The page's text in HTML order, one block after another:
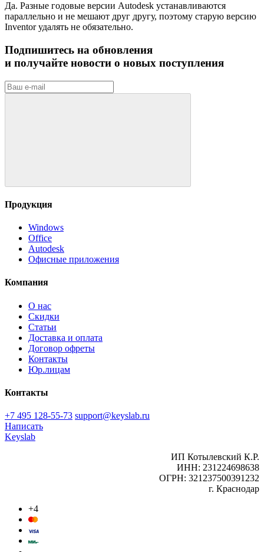
Да. Разные годовые версии Autodesk устанавливаются
параллельно и не мешают друг другу, поэтому старую версию
Inventor удалять не обязательно.
Подпишитесь на обновления
и получайте новости о новых поступления
Продукция
Windows
Office
Autodesk
Офисные приложения
Компания
О нас
Скидки
Статьи
Доставка и оплата
Договор офреты
Контакты
Юр.лицам
Контакты
+7 495 128-55-73 support@keyslab.ru
Написать
Keyslab
ИП Котылевский К.Р.
ИНН: 231224698638
ОГРН: 321237500391232
г. Краснодар
+4